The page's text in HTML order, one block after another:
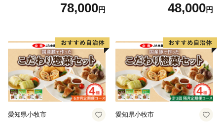
78,000円 48,000円
愛知県小牧市 愛知県小牧市